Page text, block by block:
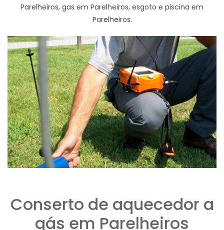
Parelheiros, gas em Parelheiros, esgoto e piscina em
Parelheiros.
Conserto de aquecedor a
gás em Parelheiros